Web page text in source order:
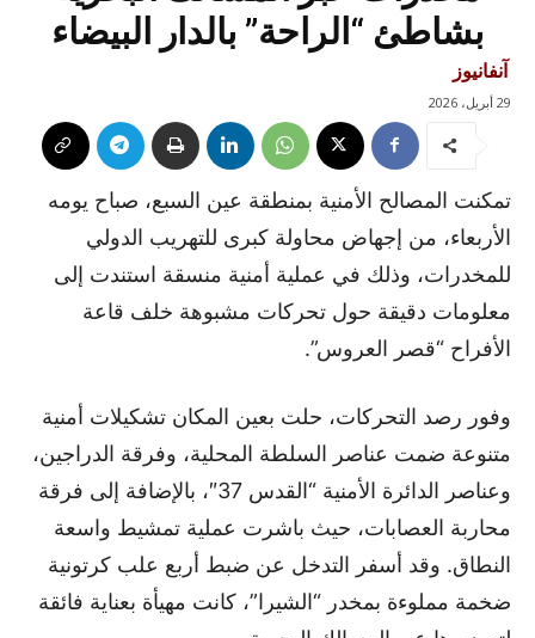
بشاطئ “الراحة” بالدار البيضاء
آنفانيوز
29 أبريل، 2026
تمكنت المصالح الأمنية بمنطقة عين السبع، صباح يومه
الأربعاء، من إجهاض محاولة كبرى للتهريب الدولي
للمخدرات، وذلك في عملية أمنية منسقة استندت إلى
معلومات دقيقة حول تحركات مشبوهة خلف قاعة
الأفراح “قصر العروس”.
وفور رصد التحركات، حلت بعين المكان تشكيلات أمنية
متنوعة ضمت عناصر السلطة المحلية، وفرقة الدراجين،
وعناصر الدائرة الأمنية “القدس 37″، بالإضافة إلى فرقة
محاربة العصابات، حيث باشرت عملية تمشيط واسعة
النطاق. وقد أسفر التدخل عن ضبط أربع علب كرتونية
ضخمة مملوءة بمخدر “الشيرا”، كانت مهيأة بعناية فائقة